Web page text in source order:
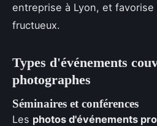
entreprise à Lyon, et favorise
fructueux.
Types d'événements
photographes
Séminaires et conférences
Les photos d'événements